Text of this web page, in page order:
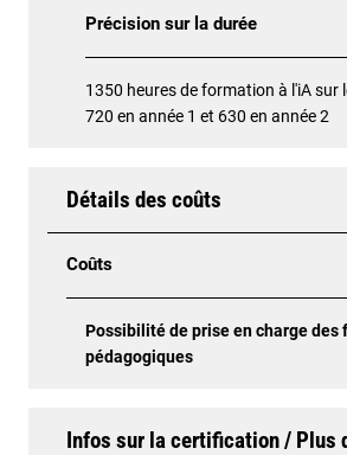
Précision sur la durée
1350 heures de formation à l'iA sur
720 en année 1 et 630 en année 2
Détails des coûts
Coûts
Possibilité de prise en charge des
pédagogiques
Infos sur la certification / Plus